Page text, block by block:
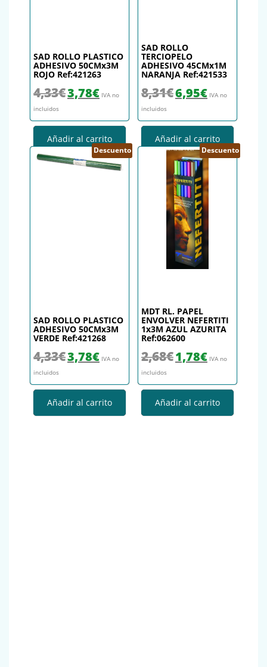
SAD ROLLO PLASTICO
ADHESIVO 50CMx3M
ROJO Ref:421263
4,33€ El precio original era: 4,33€.
3,78€El precio actual es: 3,78€.
IVA no
incluidos
Añadir al carrito
SAD ROLLO
TERCIOPELO
ADHESIVO 45CMx1M
NARANJA Ref:421533
8,31€ El precio original era: 8,31€.
6,95€El precio actual
IVA no
incluidos
Añadir al carrito
Descuento
SAD ROLLO PLASTICO
ADHESIVO 50CMx3M
VERDE Ref:421268
4,33€ El precio original era: 4,33€.
3,78€El precio actual es: 3,78€.
IVA no
incluidos
Añadir al carrito
Descuento
MDT RL. PAPEL
ENVOLVER NEFERTITI
1x3M AZUL AZURITA
Ref:062600
2,68€ El precio original era: 2,68€.
1,78€El precio actual
IVA no
incluidos
Añadir al carrito